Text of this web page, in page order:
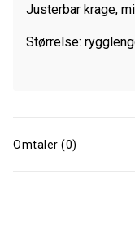
Justerbar krage,
Størrelse:
Omtaler (0)